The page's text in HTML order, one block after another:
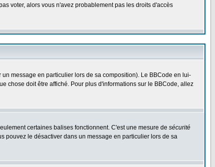
voter, alors vous n'avez probablement pas les droits d'accès
message en particulier lors de sa composition). Le BBCode en lui-
chose doit être affiché. Pour plus d'informations sur le BBCode, allez
certaines balises fonctionnent. C'est une mesure de sécurité
pouvez le désactiver dans un message en particulier lors de sa